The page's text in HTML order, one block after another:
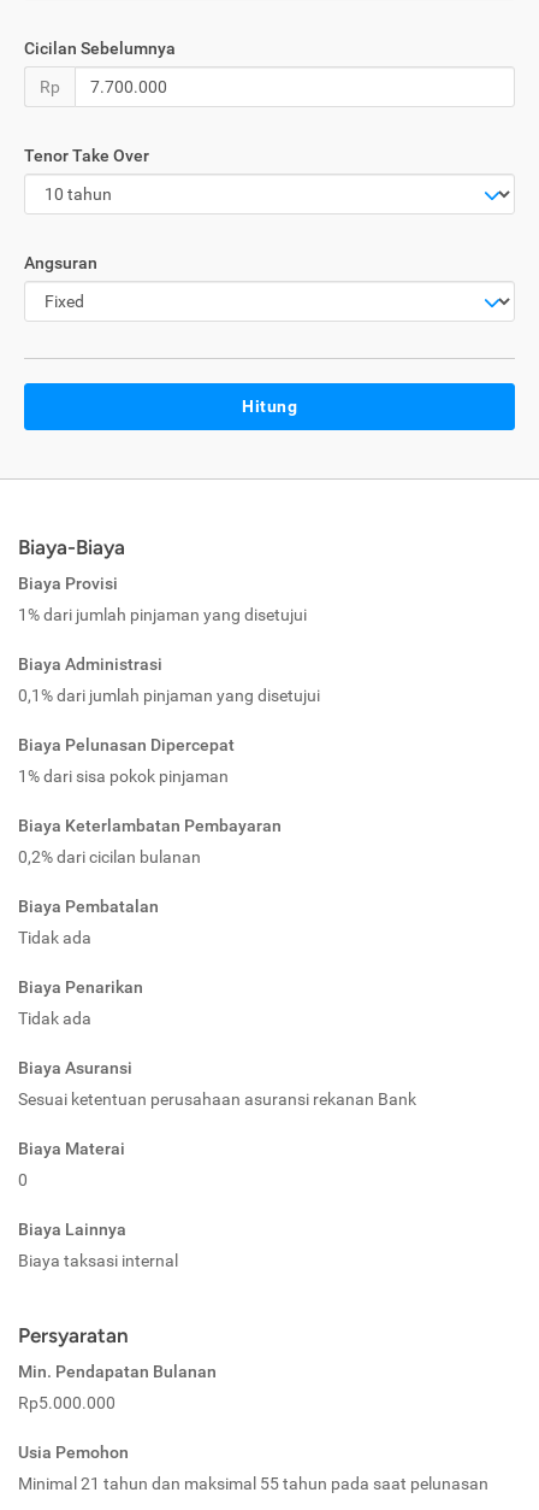
Cicilan Sebelumnya
Rp
Tenor Take Over
Angsuran
Hitung
Biaya-Biaya
Biaya Provisi
1% dari jumlah pinjaman yang disetujui
Biaya Administrasi
0,1% dari jumlah pinjaman yang disetujui
Biaya Pelunasan Dipercepat
1% dari sisa pokok pinjaman
Biaya Keterlambatan Pembayaran
0,2% dari cicilan bulanan
Biaya Pembatalan
Tidak ada
Biaya Penarikan
Tidak ada
Biaya Asuransi
Sesuai ketentuan perusahaan asuransi rekanan Bank
Biaya Materai
0
Biaya Lainnya
Biaya taksasi internal
Persyaratan
Min. Pendapatan Bulanan
Rp5.000.000
Usia Pemohon
Minimal 21 tahun dan maksimal 55 tahun pada saat pelunasan